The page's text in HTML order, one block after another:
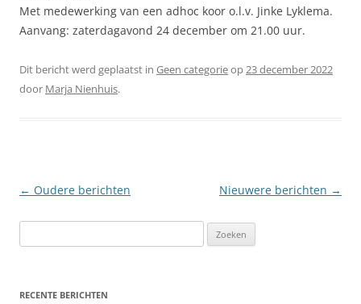
Met medewerking van een adhoc koor o.l.v. Jinke Lyklema.
Aanvang: zaterdagavond 24 december om 21.00 uur.
Dit bericht werd geplaatst in Geen categorieop23 december 2022
door Marja Nienhuis.
Berichtnavigatie
← Oudere berichten Nieuwere berichten →
naar:
RECENTE BERICHTEN